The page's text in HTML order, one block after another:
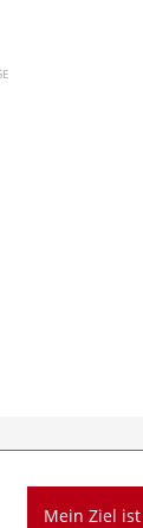
Mein Ziel ist